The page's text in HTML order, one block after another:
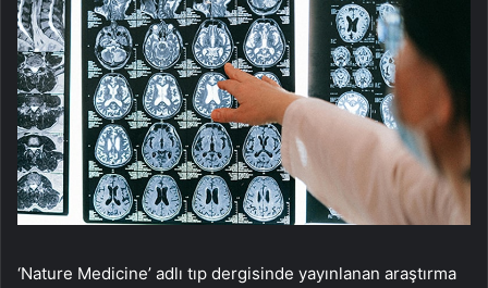
‘Nature Medicine’ adlı tıp dergisinde yayınlanan araştırma